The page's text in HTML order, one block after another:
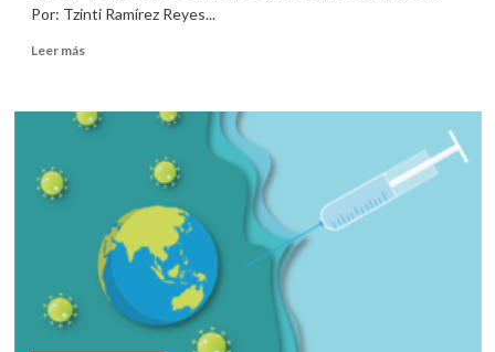
Por: Tzinti Ramírez Reyes...
Leer másLeer
Aún
no